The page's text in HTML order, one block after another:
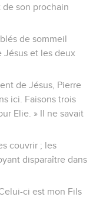
de son prochain
de sommeil
Jésus et les deux
de Jésus, Pierre
ici. Faisons trois
Elie. » Il ne savait
couvrir ; les
disparaître dans
ci est mon Fils